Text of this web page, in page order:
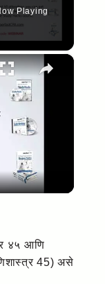
Playing
×
४५ आणि
45) असे